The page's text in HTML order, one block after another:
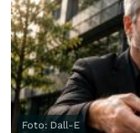
Foto: Dall-E